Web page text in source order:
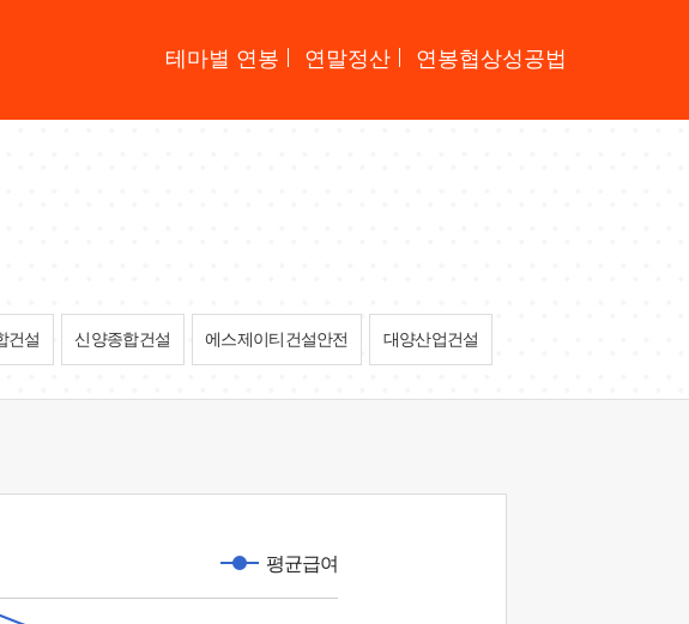
테마별 연봉 연말정산 연봉협상성공법
건설 신양종합건설 에스제이티건설안전 대양산업건설
평균급여